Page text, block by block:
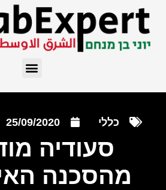
כללי 25/09/2020
סעודיה
מהסכנה